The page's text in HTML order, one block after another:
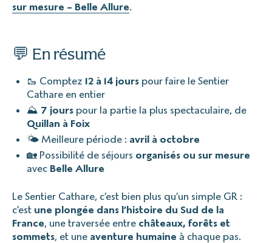
sur mesure – Belle Allure.
💬 En résumé
🥾 Comptez 12 à 14 jours pour faire le Sentier
Cathare en entier
⛰️ 7 jours pour la partie la plus spectaculaire, de
Quillan à Foix
🌤️ Meilleure période : avril à octobre
🏡 Possibilité de séjours organisés ou sur mesure
avec Belle Allure
Le Sentier Cathare, c’est bien plus qu’un simple GR :
c’est une plongée dans l’histoire du Sud de la
France, une traversée entre châteaux, forêts et
sommets, et une aventure humaine à chaque pas.